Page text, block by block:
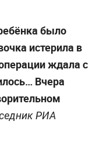
было
истерила в
ждала с
Вчера
РИА